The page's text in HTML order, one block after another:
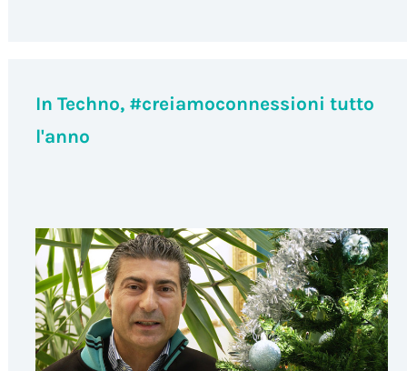
In Techno, #creiamoconnessioni tutto
l'anno